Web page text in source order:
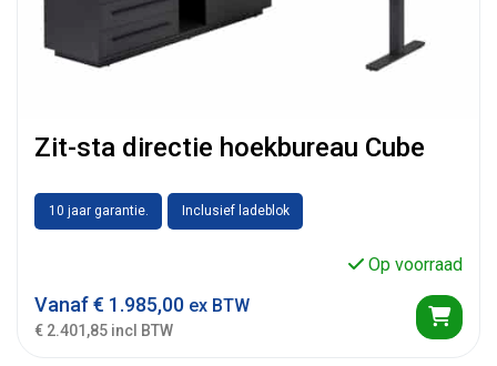
Zit-sta directie hoekbureau Cube
10 jaar garantie. Inclusief ladeblok
Op voorraad
Vanaf€ 1.985,00 ex BTW
€ 2.401,85 incl BTW